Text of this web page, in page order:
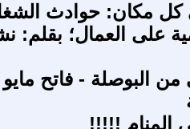
كل مكان: حوادث
على العمال؛ بقلم:
المنام !!!!!